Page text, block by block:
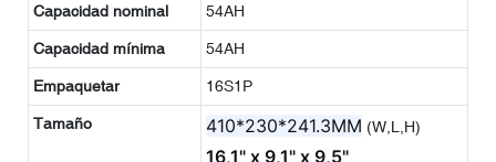
Capacidad nominal 54AH
Capacidad mínima 54AH
Empaquetar 16S1P
Tamaño 410*230*241.3MM (W,L,H)
16,1" x 9,1" x 9,5"